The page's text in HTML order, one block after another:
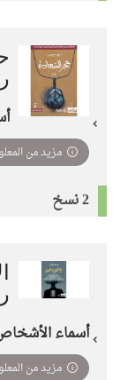
مزيد من
2 نسخ
أسماء
مزيد من